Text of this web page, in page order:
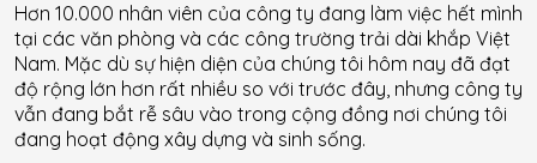
Hơn 10.000 nhân viên của công ty đang làm việc hết mình
tại các văn phòng và các công trường trải dài khắp Việt
Nam. Mặc dù sự hiện diện của chúng tôi hôm nay đã đạt
độ rộng lớn hơn rất nhiều so với trước đây, nhưng công ty
vẫn đang bắt rễ sâu vào trong cộng đồng nơi chúng tôi
đang hoạt động xây dựng và sinh sống.